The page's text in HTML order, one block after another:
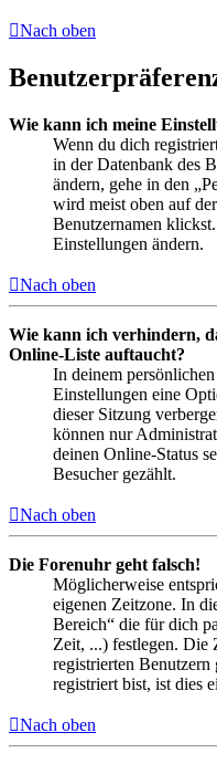
Nach oben
Wie kann ich meine
Wenn du dich
in der Datenbank des
ändern, gehe in den
wird meist oben auf
Benutzernamen
Einstellungen ändern.
Nach oben
Wie kann ich verhindern,
Online-Liste auftaucht?
In deinem
Einstellungen eine
dieser Sitzung
können nur
deinen Online-Status
Besucher gezählt.
Nach oben
Die Forenuhr geht falsch!
Möglicherweise
eigenen Zeitzone. In
Bereich“ die für dich
Zeit, ...) festlegen. Die
registrierten
registriert bist, ist dies
Nach oben